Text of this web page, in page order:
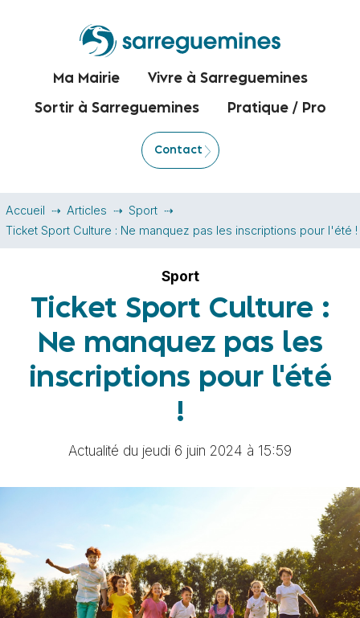
Ma Mairie Vivre à Sarreguemines
Sortir à Sarreguemines Pratique / Pro
Contact
Accueil Articles
Sport
Ticket Sport Culture : Ne manquez pas les inscriptions pour l'été !
Sport
Ticket Sport Culture :
Ne manquez pas les
inscriptions pour l'été
!
Actualité du jeudi 6 juin 2024 à 15:59